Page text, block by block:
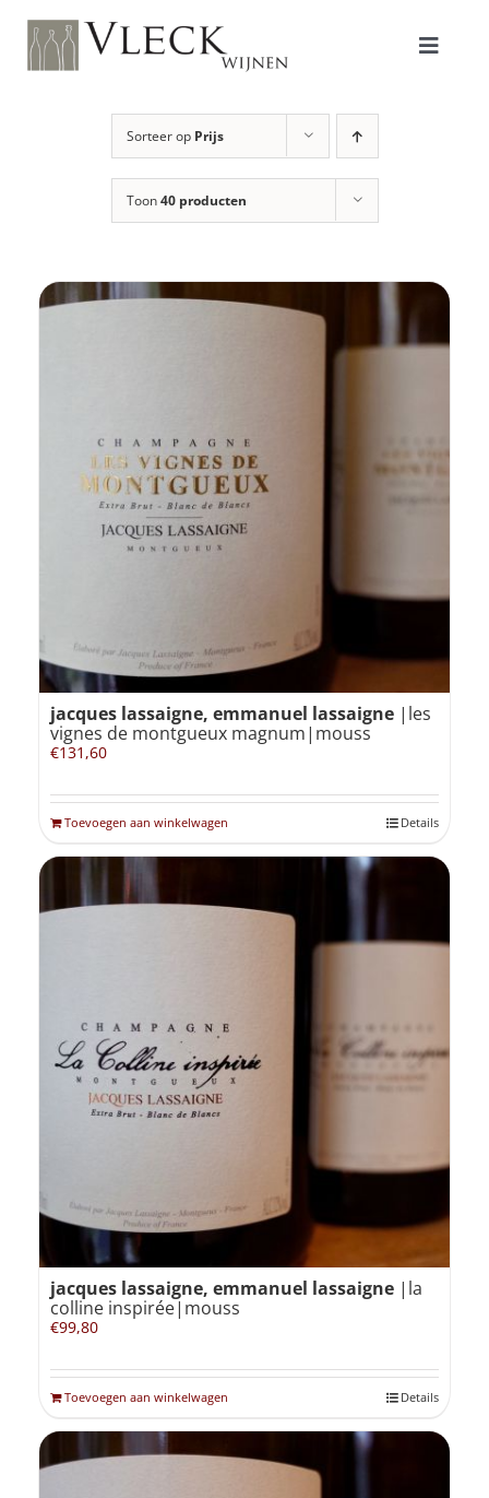
inhoud
Toggle
Over ons/Filosofie
Mijn Account
Zoeken
naar:
Sorteer op Prijs
Toon40 producten
jacques lassaigne, emmanuel lassaigne |les
vignes de montgueux magnum|mouss
€131,60
Toevoegen aan winkelwagen Details
jacques lassaigne, emmanuel lassaigne |la
colline inspirée|mouss
€99,80
Toevoegen aan winkelwagen Details